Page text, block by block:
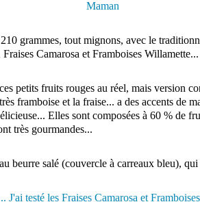
grammes, tout mignons, avec le
Camarosa et Framboises Willamette...
petits fruits rouges au réel, mais version
framboise et la fraise... a des accents de
Elles sont composées à 60 % de
très gourmandes...
beurre salé (couvercle à carreaux bleu),